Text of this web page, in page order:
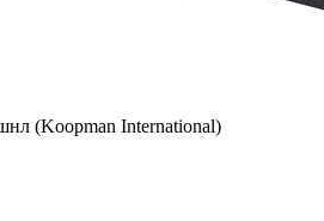
(Koopman International)